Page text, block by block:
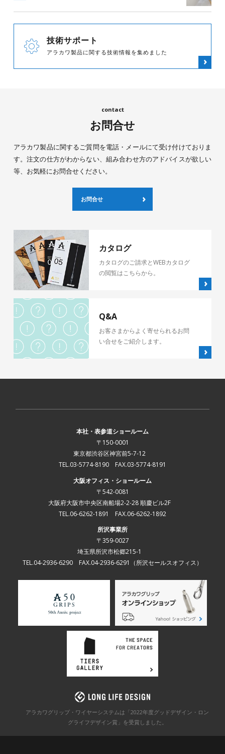
技術サポート
アラカワ製品に関する技術情報を集めました
お問合せ
アラカワ製品に関するご質問を電話・メールにて受け付けておりま
す。注文の仕方がわからない、組み合わせ方のアドバイスが欲しい
等、お気軽にお問合せください。
お問合せ
カタログ
カタログのご請求とWEBカタログ
の閲覧はこちらから。
Q&A
お客さまからよく寄せられるお問
い合せをご紹介します。
本社・表参道ショールーム
〒150-0001
東京都渋谷区神宮前5-7-12
TEL.03-5774-8190 FAX.03-5774-8191
大阪オフィス・ショールーム
〒542-0081
大阪府大阪市中央区南船場2-2-28 順慶ビル2F
TEL.06-6262-1891 FAX.06-6262-1892
所沢事業所
〒359-0027
埼玉県所沢市松郷215-1
TEL.04-2936-6290 FAX.04-2936-6291 （所沢セールスオフィス）
アラカワグリップ・ワイヤーシステムは「2022年度グッドデザイン・ロン
グライフデザイン賞」を受賞しました。